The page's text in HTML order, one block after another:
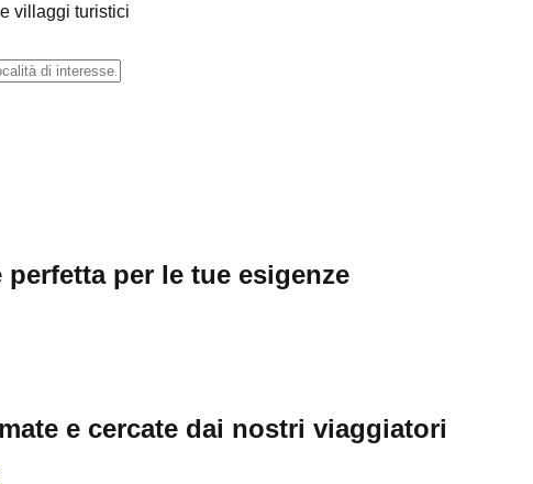
villaggi turistici
per le tue esigenze
e cercate dai nostri viaggiatori